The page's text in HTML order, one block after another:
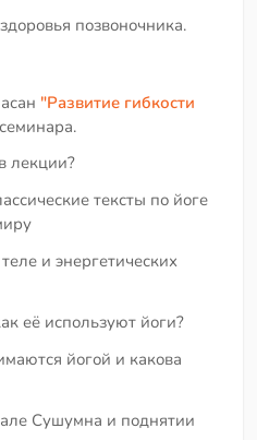
позвоночника.
"Развитие гибкости
лекции?
тексты по йоге
и энергетических
её используют йоги?
йогой и какова
Сушумна и поднятии